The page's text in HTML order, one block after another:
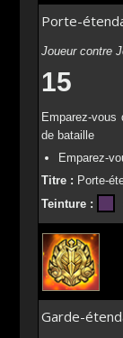
Porte-
Joueur contre
15
Emparez-vous
de bataille
Emparez-
Titre : Porte-
Teinture :
Garde-